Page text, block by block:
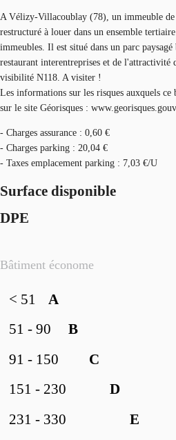
A Vélizy-Villacoublay (78), un immeuble de
restructuré à louer dans un ensemble
immeubles. Il est situé dans un parc
restaurant interentreprises et de l'attractivité
visibilité N118. A visiter !
Les informations sur les risques auxquels ce
sur le site Géorisques :
- Charges assurance : 0,60 €
- Charges parking : 20,04 €
- Taxes emplacement parking : 7,03 €/U
Surface disponible
DPE
Bâtiment économe
A
< 51
B
51 - 90
C
91 - 150
D
151 - 230
E
231 - 330